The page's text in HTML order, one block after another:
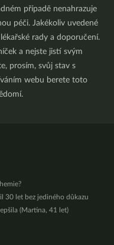
případě nenahrazuje
péči. Jakékoliv uvedené
rady a doporučení.
a nejste jistí svým
prosím, svůj stav s
webu berete toto
30 let bez jediného důkazu
(Martina, 41 let)